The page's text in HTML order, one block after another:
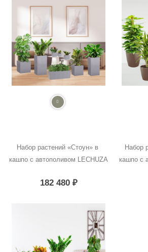
Набор растений «Стоун» в
кашпо с автополивом LECHUZA
182 480 ₽
Набор
кашпо с